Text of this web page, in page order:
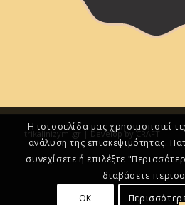
trikalinizymi.gr | Develop by CRAFT
Η ιστοσελίδα μας χρησιμοποιεί
ανάλυση της επισκεψιμότητας.
συνεχίσετε ή επιλέξτε
διαβάσετε
OK